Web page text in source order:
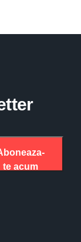
te acum